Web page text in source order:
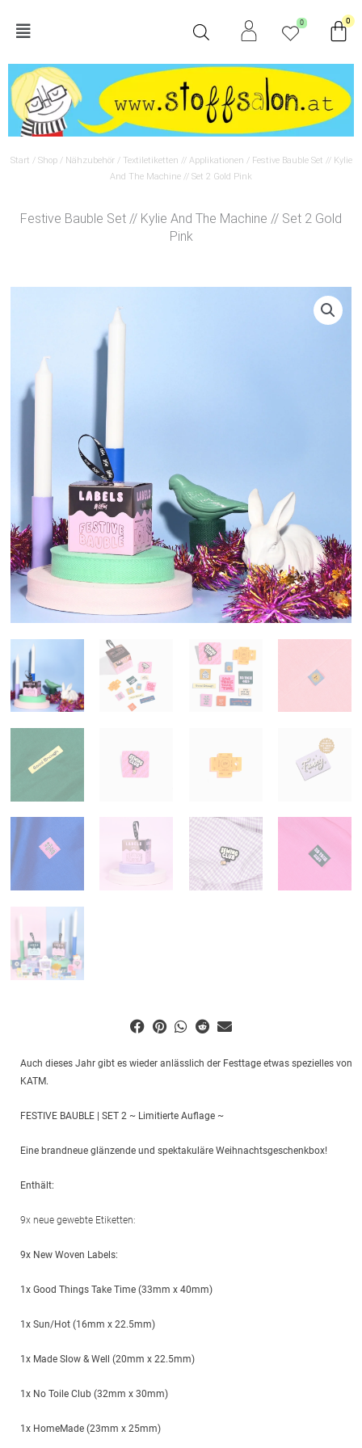
InhaltMain
Menu
0 0
Start / Shop/ Nähzubehör/ Textiletiketten // Applikationen / Festive Bauble Set // Kylie
And The Machine // Set 2 Gold Pink
Festive Bauble Set // Kylie And The Machine // Set 2 Gold
Pink
Auch dieses Jahr gibt es wieder anlässlich der Festtage etwas spezielles von
KATM.
FESTIVE BAUBLE | SET 2 ~ Limitierte Auflage ~
Eine brandneue glänzende und spektakuläre Weihnachtsgeschenkbox!
Enthält:
9x neue gewebte Etiketten:
9x New Woven Labels:
1x Good Things Take Time (33mm x 40mm)
1x Sun/Hot (16mm x 22.5mm)
1x Made Slow & Well (20mm x 22.5mm)
1x No Toile Club (32mm x 30mm)
1x HomeMade (23mm x 25mm)